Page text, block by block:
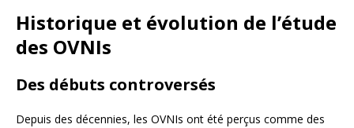
Historique et évolution de l’étude
des OVNIs
Des débuts controversés
Depuis des décennies, les OVNIs ont été perçus comme des